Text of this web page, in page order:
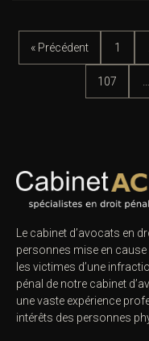
« Précédent 1
107
Le cabinet d’avocats en
personnes mise en
les victimes d’une
pénal de notre cabinet
une vaste expérience
intérêts des personnes